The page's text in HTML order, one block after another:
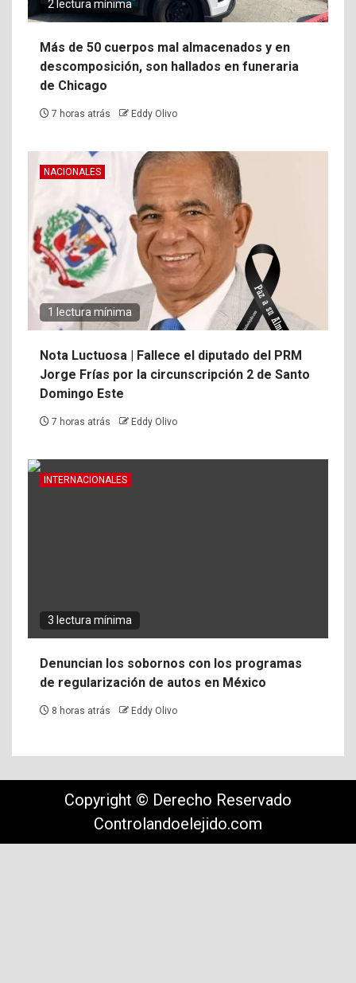
2 lectura mínima
Más de 50 cuerpos mal almacenados y en
descomposición, son hallados en funeraria
de Chicago
7 horas atrás Eddy Olivo
NACIONALES
1 lectura mínima
Nota Luctuosa | Fallece el diputado del PRM
Jorge Frías por la circunscripción 2 de Santo
Domingo Este
7 horas atrás Eddy Olivo
INTERNACIONALES
3 lectura mínima
Denuncian los sobornos con los programas
de regularización de autos en México
8 horas atrás Eddy Olivo
Copyright © Derecho Reservado
Controlandoelejido.com